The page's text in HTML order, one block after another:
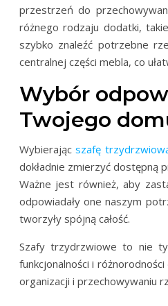
przestrzeń do
różnego rodzaju dodatki,
szybko znaleźć potrzebne
centralnej części mebla, co
Wybór
Twojego
Wybierającszafę
dokładnie zmierzyć dostępną
Ważne jest również, aby
odpowiadały one naszym
tworzyły spójną całość.
Szafy trzydrzwiowe to nie
funkcjonalności i
organizacji i przechowywaniu